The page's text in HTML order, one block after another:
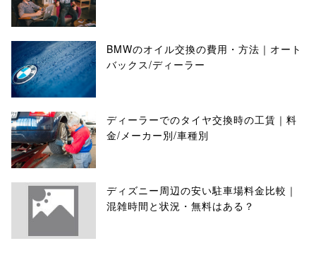
BMWのオイル交換の費用・方法｜オート
バックス/ディーラー
ディーラーでのタイヤ交換時の工賃｜料
金/メーカー別/車種別
ディズニー周辺の安い駐車場料金比較｜
混雑時間と状況・無料はある？